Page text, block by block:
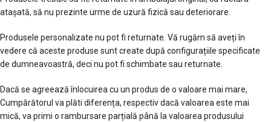
atașată, să nu prezinte urme de uzură fizică sau deteriorare.
Produsele personalizate nu pot fi returnate. Vă rugăm să aveți în
vedere că aceste produse sunt create după configurațiile specificate
de dumneavoastră, deci nu pot fi schimbate sau returnate.
Dacă se agreează înlocuirea cu un produs de o valoare mai mare,
Cumpărătorul va plăti diferența, respectiv dacă valoarea este mai
mică, va primi o rambursare parțială până la valoarea produsului